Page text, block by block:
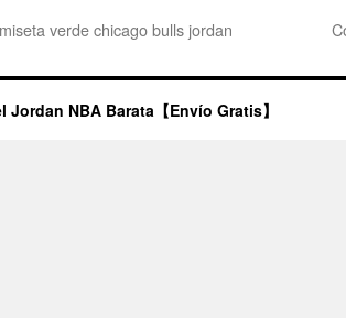
verde chicago bulls jordan
Jordan NBA Barata【Envío Gratis】